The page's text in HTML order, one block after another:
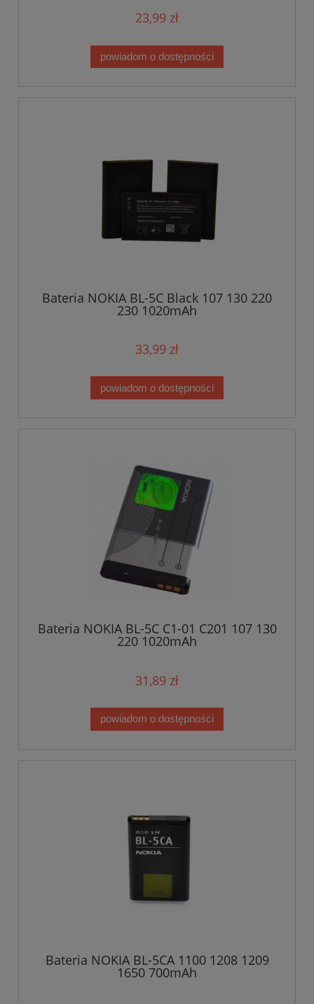
23,99 zł
powiadom o dostępności
Bateria NOKIA BL-5C Black 107 130 220
230 1020mAh
33,99 zł
powiadom o dostępności
Bateria NOKIA BL-5C C1-01 C201 107 130
220 1020mAh
31,89 zł
powiadom o dostępności
Bateria NOKIA BL-5CA 1100 1208 1209
1650 700mAh